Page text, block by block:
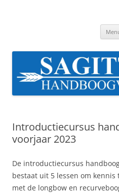
Introductiecursus
voorjaar 2023
De introductiecursus
bestaat uit 5 lessen om
met de longbow en